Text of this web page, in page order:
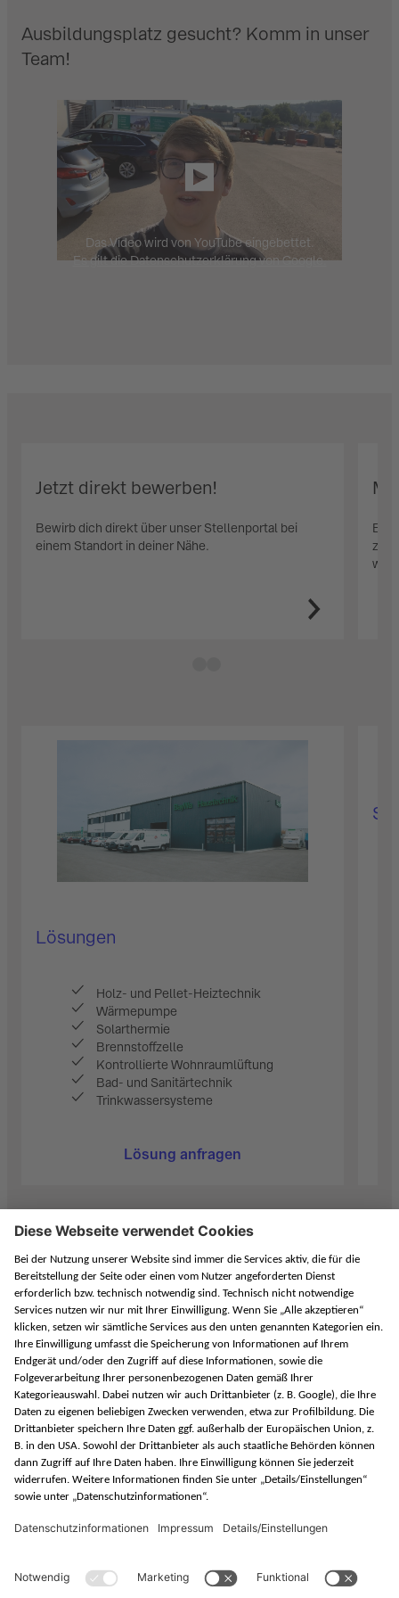
Ausbildungsplatz gesucht? Komm in unser
Team!
Das Video wird von YouTube eingebettet.
Es gilt die Datenschutzerklärung von Google.
Jetzt direkt bewerben!
Bewirb dich direkt über unser Stellenportal bei
einem Standort in deiner Nähe.
wir
Lösungen
Holz- und Pellet-Heiztechnik
Wärmepumpe
Solarthermie
Brennstoffzelle
Kontrollierte Wohnraumlüftung
Bad- und Sanitärtechnik
Trinkwassersysteme
Lösung anfragen
Sie haben noch Fragen? Wir beraten Sie
Senden Sie uns eine Nachricht über unser Kontaktformular.